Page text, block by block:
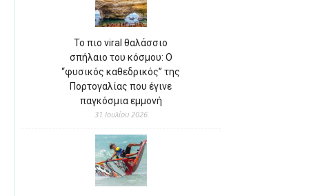
Το πιο viral θαλάσσιο
σπήλαιο του κόσμου: Ο
“φυσικός καθεδρικός” της
Πορτογαλίας που έγινε
παγκόσμια εμμονή
31 Ιουλίου 2026